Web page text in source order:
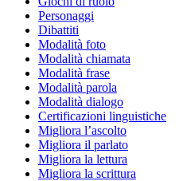
Personaggi
Dibattiti
Modalità foto
Modalità chiamata
Modalità frase
Modalità parola
Modalità dialogo
Certificazioni linguistiche
Migliora l’ascolto
Migliora il parlato
Migliora la lettura
Migliora la scrittura